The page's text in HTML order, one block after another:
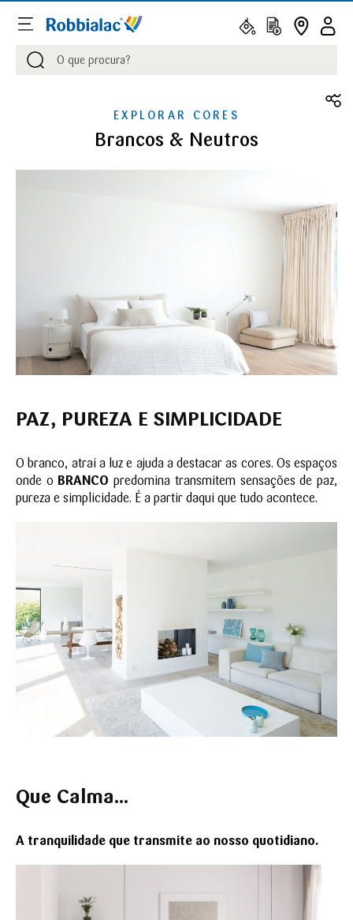
Procurar
Procurar
EXPLORAR CORES
Brancos & Neutros
PAZ, PUREZA E SIMPLICIDADE
O branco, atrai a luz e ajuda a destacar as cores. Os espaços
onde o BRANCO predomina transmitem sensações de paz,
pureza e simplicidade. É a partir daqui que tudo acontece.
Que Calma...
A tranquilidade que transmite ao nosso quotidiano.